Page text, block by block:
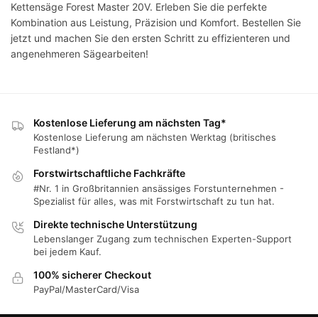
Kettensäge Forest Master 20V. Erleben Sie die perfekte
Kombination aus Leistung, Präzision und Komfort. Bestellen Sie
jetzt und machen Sie den ersten Schritt zu effizienteren und
angenehmeren Sägearbeiten!
Kostenlose Lieferung am nächsten Tag*
Kostenlose Lieferung am nächsten Werktag (britisches
Festland*)
Forstwirtschaftliche Fachkräfte
#Nr. 1 in Großbritannien ansässiges Forstunternehmen -
Spezialist für alles, was mit Forstwirtschaft zu tun hat.
Direkte technische Unterstützung
Lebenslanger Zugang zum technischen Experten-Support
bei jedem Kauf.
100% sicherer Checkout
PayPal/MasterCard/Visa